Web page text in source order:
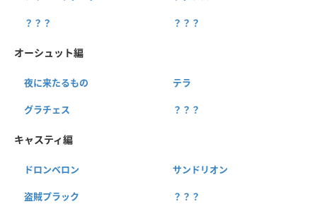
？？？ ？？？
オーシュット編
夜に来たるもの テラ
グラチェス ？？？
キャスティ編
ドロンベロン サンドリオン
盗賊プラック ？？？